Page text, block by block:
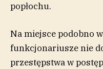
popłochu.
Na miejsce podobno
funkcjonariusze nie
przestępstwa w